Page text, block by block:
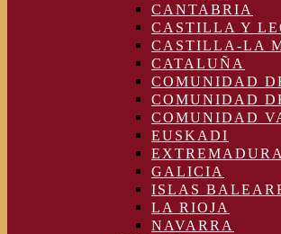
CANTABRIA
CASTILLA Y
CASTILLA-LA
CATALUÑA
COMUNIDAD
COMUNIDAD
COMUNIDAD
EUSKADI
EXTREMADURA
GALICIA
ISLAS
LA RIOJA
NAVARRA